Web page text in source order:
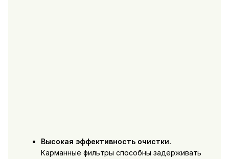
Высокая эффективность очистки.
Карманные фильтры способны задерживать